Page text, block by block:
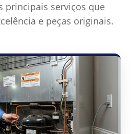
principais serviços que
e peças originais.